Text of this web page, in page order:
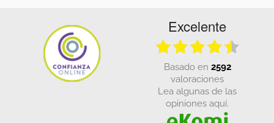
Excelente
basado en 2592
valoraciones
Lea algunas de las
opiniones aquí.